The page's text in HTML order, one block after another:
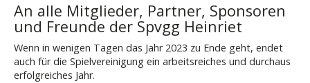
An alle Mitglieder, Partner, Sponsoren
und Freunde der Spvgg Heinriet
Wenn in wenigen Tagen das Jahr 2023 zu Ende geht, endet
auch für die Spielvereinigung ein arbeitsreiches und durchaus
erfolgreiches Jahr.